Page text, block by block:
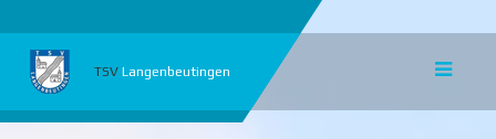
TSV Langenbeutingen